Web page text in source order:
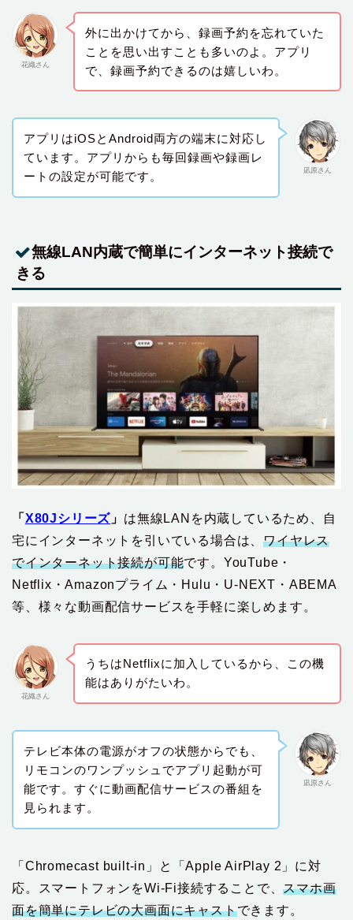
花織さん
外に出かけてから、録画予約を忘れていた
ことを思い出すことも多いのよ。アプリ
で、録画予約できるのは嬉しいわ。
凪原さん
アプリはiOSとAndroid両方の端末に対応し
ています。アプリからも毎回録画や録画レ
ートの設定が可能です。
無線LAN内蔵で簡単にインターネット接続で
きる
「 X80Jシリーズ 」 は無線LANを内蔵しているため、自
宅にインターネットを引いている場合は、ワイヤレス
でインターネット接続が可能です。YouTube・
Netflix・Amazonプライム・Hulu・U-NEXT・ABEMA
等、様々な動画配信サービスを手軽に楽しめます。
花織さん
うちはNetflixに加入しているから、この機
能はありがたいわ。
凪原さん
テレビ本体の電源がオフの状態からでも、
リモコンのワンプッシュでアプリ起動が可
能です。すぐに動画配信サービスの番組を
見られます。
「Chromecast built-in」と「Apple AirPlay 2」に対
応。スマートフォンをWi-Fi接続することで、スマホ画
面を簡単にテレビの大画面にキャストできます。